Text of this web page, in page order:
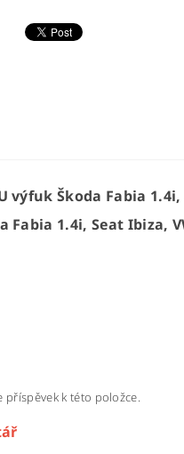
výfuk Škoda Fabia
Fabia 1.4i, Seat Ibiza,
k této položce.